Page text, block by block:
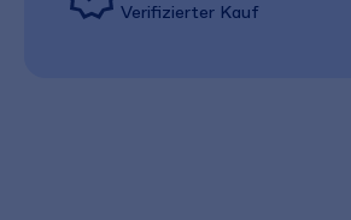
Verifizierter Kauf